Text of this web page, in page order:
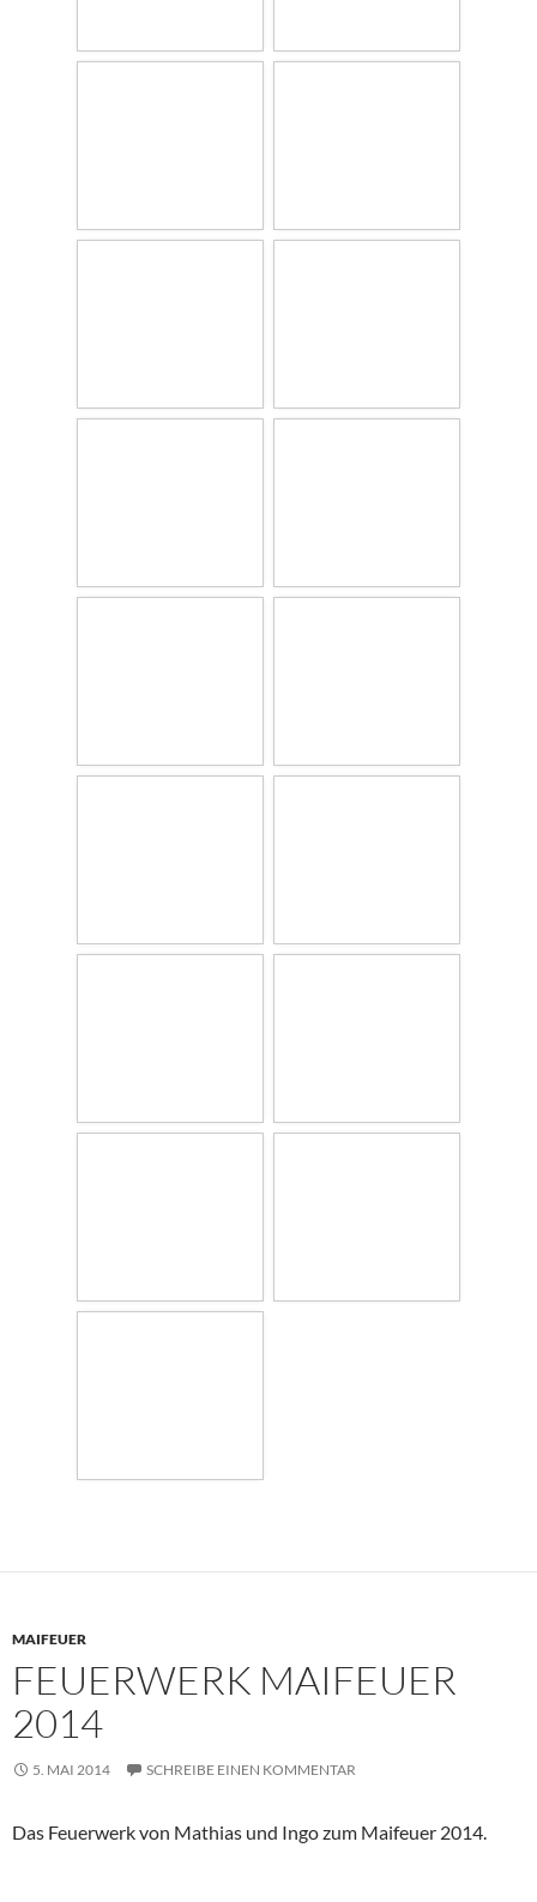
MAIFEUER
FEUERWERK MAIFEUER
2014
5. MAI 2014 SCHREIBE EINEN KOMMENTAR
Das Feuerwerk von Mathias und Ingo zum Maifeuer 2014.